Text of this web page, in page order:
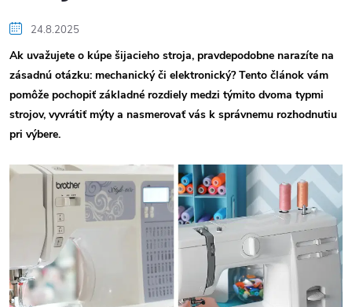
24.8.2025
Ak uvažujete o kúpe šijacieho stroja, pravdepodobne narazíte na
zásadnú otázku: mechanický či elektronický? Tento článok vám
pomôže pochopiť základné rozdiely medzi týmito dvoma typmi
strojov, vyvrátiť mýty a nasmerovať vás k správnemu rozhodnutiu
pri výbere.